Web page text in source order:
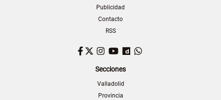
Publicidad
Contacto
RSS
Facebook
TwitterInstagram
YouTubeDailymotion
Secciones
Valladolid
Provincia